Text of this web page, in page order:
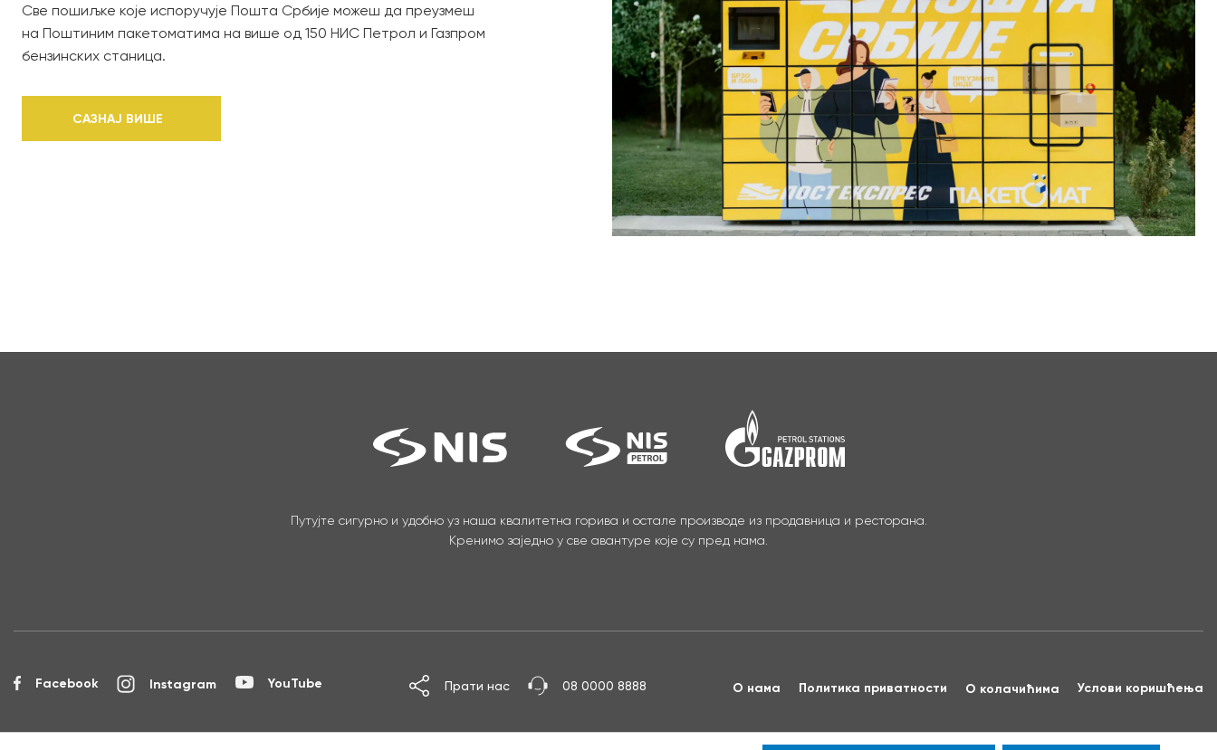
Све пошиљке које испоручује Пошта Србије можеш да преузмеш
на Поштиним пакетоматима на више од 150 НИС Петрол и Газпром
бензинских станица.
САЗНАЈ ВИШЕ
Путујте сигурно и удобно уз наша квалитетна горива и остале производе из продавница и ресторана.
Кренимо заједно у све авантуре које су пред нама.
Facebook Instagram YouTube Прати нас 08 0000 8888 О нама Политика приватности О колачићима Услови коришћења